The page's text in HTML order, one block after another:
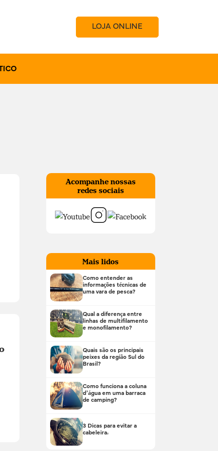
LOJA ONLINE
Acompanhe nossas
redes sociais
Mais lidos
Como entender as
informações técnicas de
uma vara de pesca?
Qual a diferença entre
linhas de multifilamento
e monofilamento?
Quais são os principais
peixes da região Sul do
Brasil?
Como funciona a coluna
d’água em uma barraca
de camping?
3 Dicas para evitar a
cabeleira!